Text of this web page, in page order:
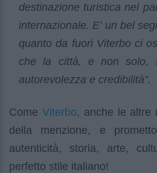
destinazione turistica nel
internazionale. E’ un bel
quanto da fuori Viterbo ci
che la città, e non solo,
autorevolezza e credibilità”.
Come Viterbo, anche le altre
della menzione, e
autenticità, storia, arte,
perfetto stile italiano!